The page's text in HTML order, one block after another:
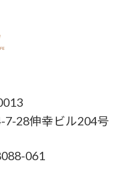
28伸幸ビル204号
061